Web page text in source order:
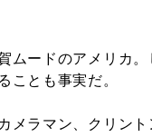
ムードのアメリカ
ことも事実だ。
メラマン、クリン